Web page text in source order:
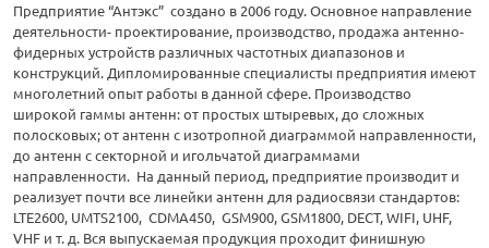
Предприятие “Антэкс” создано в 2006 году. Основное направление
деятельности- проектирование, производство, продажа антенно-
фидерных устройств различных частотных диапазонов и
конструкций. Дипломированные специалисты предприятия имеют
многолетний опыт работы в данной сфере. Производство
широкой гаммы антенн: от простых штыревых, до сложных
полосковых; от антенн с изотропной диаграммой направленности,
до антенн с секторной и игольчатой диаграммами
направленности. На данный период, предприятие производит и
реализует почти все линейки антенн для радиосвязи стандартов:
LTE2600, UMTS2100, CDMA450, GSM900, GSM1800, DECT, WIFI, UHF,
VHF и т. д. Вся выпускаемая продукция проходит финишную